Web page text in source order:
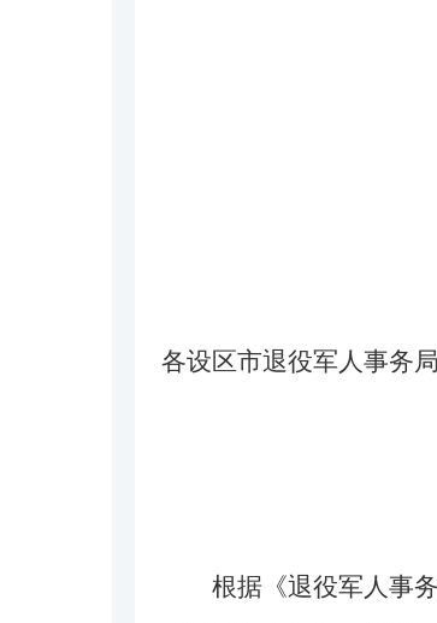
各设区市退役军人事务
根据《退役军人事